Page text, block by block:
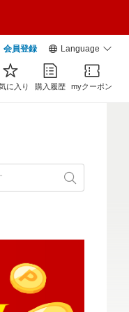
会員登録 Language
に入り 購入履歴 myクーポン